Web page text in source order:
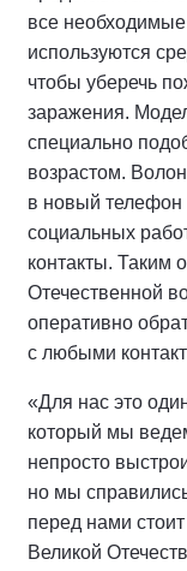
все
используются
чтобы уберечь
заражения.
специально
возрастом.
в новый телефон
социальных
контакты. Таким
Отечественной
оперативно
с любыми
«Для нас это
который мы
непросто
но мы
перед нами
Великой